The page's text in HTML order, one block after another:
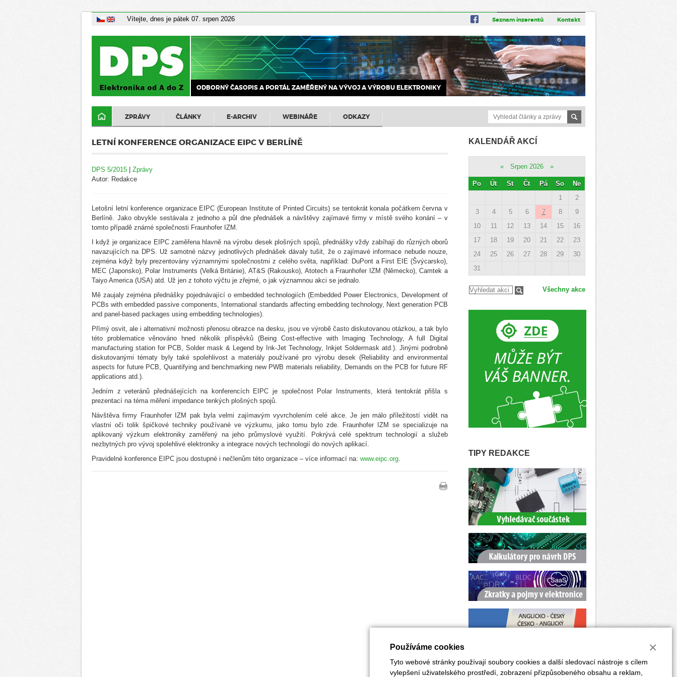
Vítejte, dnes je pátek 07. srpen 2026 Seznam inzerentů Kontakt
ODBORNÝ ČASOPIS A PORTÁL ZAMĚŘENÝ NA VÝVOJ A VÝROBU ELEKTRONIKY
ZPRÁVY ČLÁNKY E-ARCHIV WEBINÁŘE ODKAZY
LETNÍ KONFERENCE ORGANIZACE EIPC V BERLÍNĚ
DPS 5/2015 | Zprávy
Autor: Redakce
Letošní letní konference organizace EIPC (European Institute of Printed Circuits) se tentokrát konala počátkem června v
Berlíně. Jako obvykle sestávala z jednoho a půl dne přednášek a návštěvy zajímavé firmy v místě svého konání – v
tomto případě známé společnosti Fraunhofer IZM.
I když je organizace EIPC zaměřena hlavně na výrobu desek plošných spojů, přednášky vždy zabíhají do různých oborů
navazujících na DPS. Už samotné názvy jednotlivých přednášek dávaly tušit, že o zajímavé informace nebude nouze,
zejména když byly prezentovány významnými společnostmi z celého světa, například: DuPont a First EIE (Švýcarsko),
MEC (Japonsko), Polar Instruments (Velká Británie), AT&S (Rakousko), Atotech a Fraunhofer IZM (Německo), Camtek a
Taiyo America (USA) atd. Už jen z tohoto výčtu je zřejmé, o jak významnou akci se jednalo.
Mě zaujaly zejména přednášky pojednávající o embedded technologiích (Embedded Power Electronics, Development of
PCBs with embedded passive components, International standards affecting embedding technology, Next generation PCB
and panel‑based packages using embedding technologies).
Přímý osvit, ale i alternativní možnosti přenosu obrazce na desku, jsou ve výrobě často diskutovanou otázkou, a tak bylo
této problematice věnováno hned několik příspěvků (Being Cost‑effective with Imaging Technology, A full Digital
manufacturing station for PCB, Solder mask & Legend by Ink‑Jet Technology, Inkjet Soldermask atd.). Jinými podrobně
diskutovanými tématy byly také spolehlivost a materiály používané pro výrobu desek (Reliability and environmental
aspects for future PCB, Quantifying and benchmarking new PWB materials reliability, Demands on the PCB for future RF
applications atd.).
Jedním z veteránů přednášejících na konferencích EIPC je společnost Polar Instruments, která tentokrát přišla s
prezentací na téma měření impedance tenkých plošných spojů.
Návštěva firmy Fraunhofer IZM pak byla velmi zajímavým vyvrcholením celé akce. Je jen málo příležitostí vidět na
vlastní oči tolik špičkové techniky používané ve výzkumu, jako tomu bylo zde. Fraunhofer IZM se specializuje na
aplikovaný výzkum elektroniky zaměřený na jeho průmyslové využití. Pokrývá celé spektrum technologií a služeb
nezbytných pro vývoj spolehlivé elektroniky a integrace nových technologií do nových aplikací.
Pravidelné konference EIPC jsou dostupné i nečlenům této organizace – více informací na: www.eipc.org
KALENDÁŘ AKCÍ
« Srpen 2026 »
Po Út St Čt Pá So
Ne
1
2
3
4 5 6 7 8
9
10
11 12 13 14 15
16
17
18 19 20 21 22
23
24
25 26 27 28 29
30
31
Všechny akce
TIPY REDAKCE
Používáme cookies
Tyto webové stránky používají soubory cookies a další sledovací nástroje s cílem
vylepšení uživatelského prostředí, zobrazení přizpůsobeného obsahu a reklam,
×